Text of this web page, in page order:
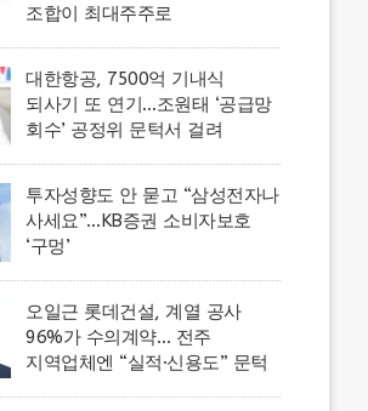
조합이 최대주주로
대한항공, 7500억 기내식
되사기 또 연기…조원태 ‘공급망
회수’ 공정위 문턱서 걸려
투자성향도 안 묻고 “삼성전자나
사세요”…KB증권 소비자보호
‘구멍’
오일근 롯데건설, 계열 공사
96%가 수의계약… 전주
지역업체엔 “실적·신용도” 문턱